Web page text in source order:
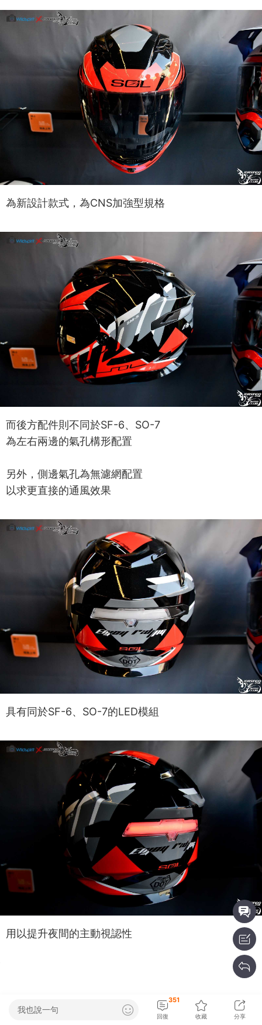
為新設計款式，為CNS加強型規格
而後方配件則不同於SF-6、SO-7
為左右兩邊的氣孔構形配置
另外，側邊氣孔為無濾網配置
以求更直接的通風效果
具有同於SF-6、SO-7的LED模組
用以提升夜間的主動視認性
我也說一句
回復
351
收藏 分享